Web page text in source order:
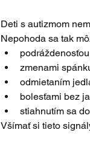
Deti s autizmom
Nepohoda sa tak
zmenami
odmietaním
bolesťami bez
stiahnutím sa
Všímať si tieto